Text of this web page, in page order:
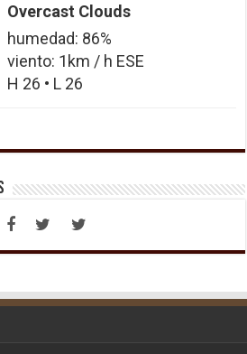
Overcast Clouds
humedad: 86%
viento: 1km / h ESE
H 26 • L 26